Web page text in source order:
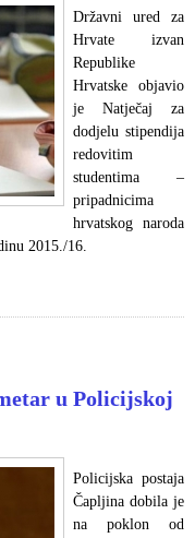
Državni ured za
Hrvate izvan
Republike
Hrvatske objavio
je Natječaj za
dodjelu stipendija
redovitim
studentima –
pripadnicima
hrvatskog naroda
2015./16.
u Policijskoj
Policijska postaja
Čapljina dobila je
na poklon od